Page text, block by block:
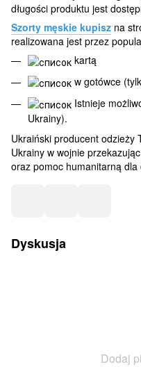
długości produktu jest
Szorty męskie kupisz na
realizowana jest przez
kartą
w gotówce
Istnieje
Ukrainy).
Ukraiński producent odzieży
Ukrainy w wojnie
oraz pomoc humanitarną
Dyskusja
Dodaj